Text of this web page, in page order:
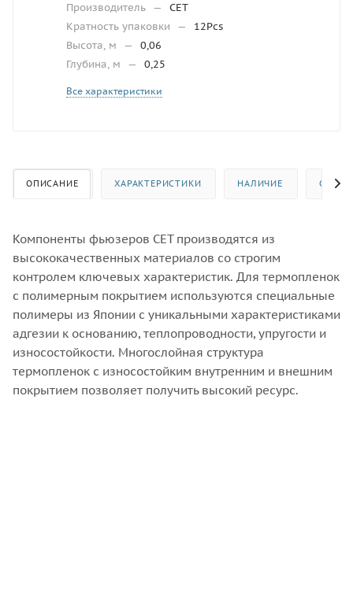
Производитель —
CET
Кратность упаковки
—
12Pcs
Высота, м
—
0,06
Глубина, м
— 0,25
Все характеристики
ОПИСАНИЕ ХАРАКТЕРИСТИКИ НАЛИЧИЕ
Компоненты фьюзеров CET производятся из
высококачественных материалов со строгим
контролем ключевых характеристик. Для термопленок
с полимерным покрытием используются специальные
полимеры из Японии с уникальными характеристиками
адгезии к основанию, теплопроводности, упругости и
износостойкости. Многослойная структура
термопленок с износостойким внутренним и внешним
покрытием позволяет получить высокий ресурс.